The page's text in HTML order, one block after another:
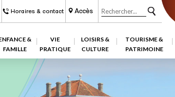
Horaires & contact Accès
&
FAMILLE
VIE
PRATIQUE
LOISIRS &
CULTURE
TOURISME &
PATRIMOINE